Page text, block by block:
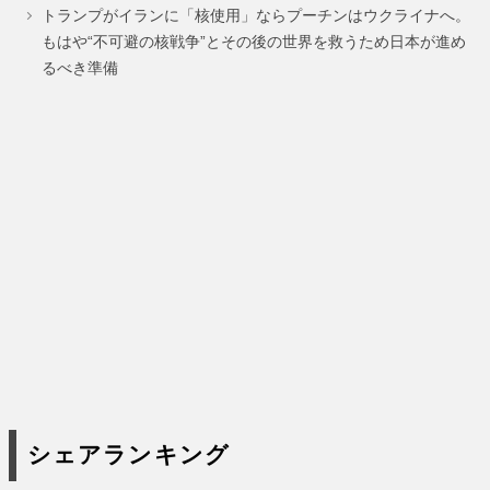
ジ ジ ジ
トランプがイランに「核使用」ならプーチンはウクライナへ。
もはや“不可避の核戦争”とその後の世界を救うため日本が進め
るべき準備
シェアランキング